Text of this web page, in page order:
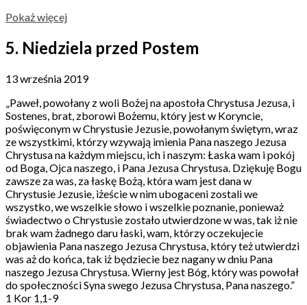
Pokaż więcej
5. Niedziela przed Postem
13 września 2019
„Paweł, powołany z woli Bożej na apostoła Chrystusa Jezusa, i
Sostenes, brat, zborowi Bożemu, który jest w Koryncie,
poświęconym w Chrystusie Jezusie, powołanym świętym, wraz
ze wszystkimi, którzy wzywają imienia Pana naszego Jezusa
Chrystusa na każdym miejscu, ich i naszym: Łaska wam i pokój
od Boga, Ojca naszego, i Pana Jezusa Chrystusa. Dziękuję Bogu
zawsze za was, za łaskę Bożą, która wam jest dana w
Chrystusie Jezusie, iżeście w nim ubogaceni zostali we
wszystko, we wszelkie słowo i wszelkie poznanie, ponieważ
świadectwo o Chrystusie zostało utwierdzone w was, tak iż nie
brak wam żadnego daru łaski, wam, którzy oczekujecie
objawienia Pana naszego Jezusa Chrystusa, który też utwierdzi
was aż do końca, tak iż będziecie bez nagany w dniu Pana
naszego Jezusa Chrystusa. Wierny jest Bóg, który was powołał
do społeczności Syna swego Jezusa Chrystusa, Pana naszego.”
1 Kor 1,1-9